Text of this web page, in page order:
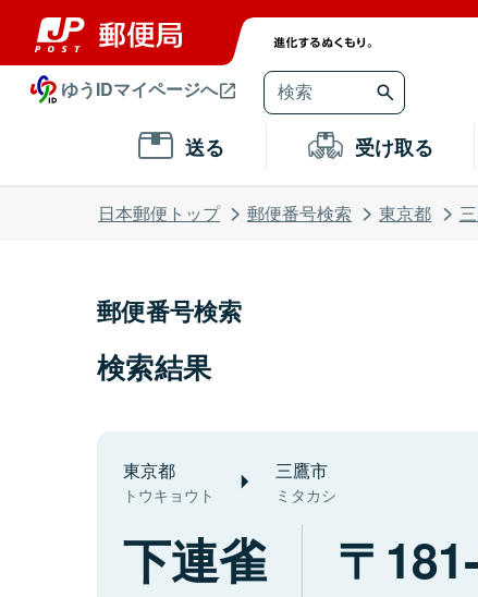
ゆうIDマイページへ
送る 受け取る
日本郵便トップ 郵便番号検索 東京都
郵便番号検索
検索結果
東京都
トウキョウト
三鷹市
ミタカシ
下連雀